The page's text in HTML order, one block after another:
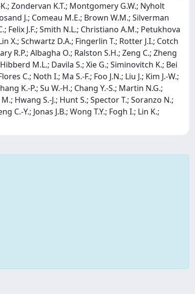
Zondervan K.T.; Montgomery G.W.; Nyholt
J.; Comeau M.E.; Brown W.M.; Silverman
Felix J.F.; Smith N.L.; Christiano A.M.; Petukhova
X.; Schwartz D.A.; Fingerlin T.; Rotter J.I.; Cotch
R.P.; Albagha O.; Ralston S.H.; Zeng C.; Zheng
M.L.; Davila S.; Xie G.; Siminovitch K.; Bei
C.; Noth I.; Ma S.-F.; Foo J.N.; Liu J.; Kim J.-W.;
K.-P.; Su W.-H.; Chang Y.-S.; Martin N.G.;
Hwang S.-J.; Hunt S.; Spector T.; Soranzo N.;
C.-Y.; Jonas J.B.; Wong T.Y.; Fogh I.; Lin K.;